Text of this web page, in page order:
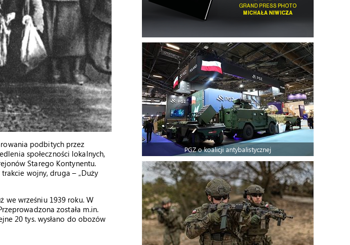
podbitych przez
społeczności lokalnych,
Starego Kontynentu.
trakcie wojny, druga – „Duży
we wrześniu 1939 roku. W
została m.in.
20 tys. wysłano do obozów
PGZ o koalicji antybalistycznej